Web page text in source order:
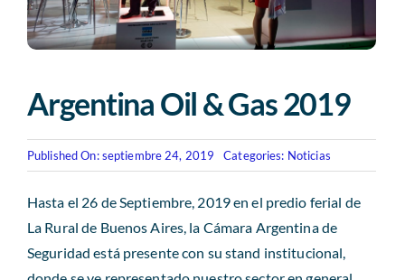
Argentina Oil & Gas 2019
Published On: septiembre 24, 2019 Categories: Noticias
Hasta el 26 de Septiembre, 2019 en el predio ferial de
La Rural de Buenos Aires, la Cámara Argentina de
Seguridad está presente con su stand institucional,